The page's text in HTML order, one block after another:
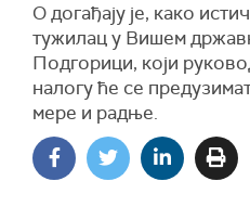
О догађају је, како
тужилац у Вишем
Подгорици, који
налогу ће се
мере и радње.